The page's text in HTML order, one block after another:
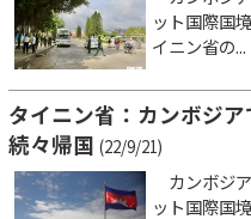
ット国際国
イニン省の...
タイニン省：カンボジ
続々帰国 (22/9/21)
カンボジ
ット国際国